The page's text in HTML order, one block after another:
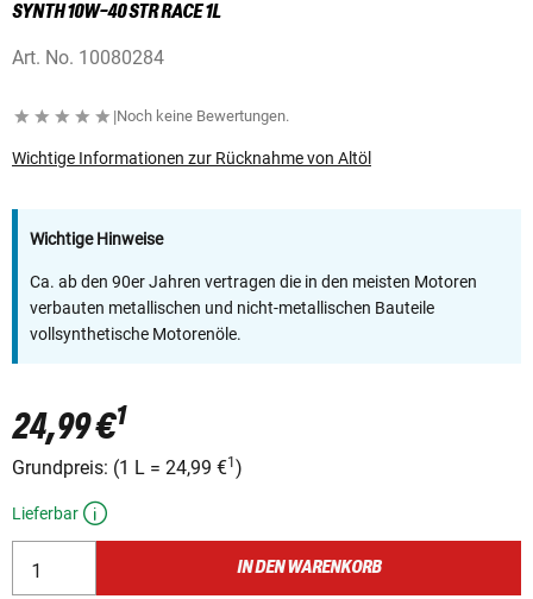
SYNTH 10W-40 STR RACE 1L
Art. No. 10080284
|Noch keine Bewertungen.
Wichtige Informationen zur Rücknahme von Altöl
Wichtige Hinweise
Ca. ab den 90er Jahren vertragen die in den meisten Motoren
verbauten metallischen und nicht-metallischen Bauteile
vollsynthetische Motorenöle.
24,99 €1
Grundpreis: (1 L = 24,99 €1 )
Lieferbar
IN DEN WARENKORB